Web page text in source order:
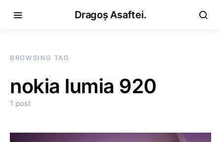
Dragoș Asaftei.
BROWSING TAG
nokia lumia 920
1 post